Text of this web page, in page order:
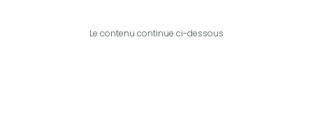
Le contenu continue ci-dessous